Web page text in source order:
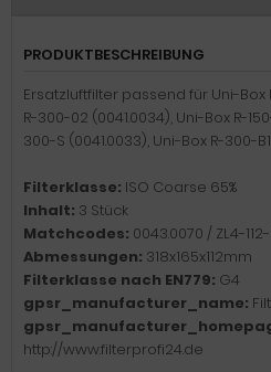
PRODUKTBESCHREIBUNG
Ersatzluftfilter passend für Uni-Box
R-300-02 (0041.0034), Uni-Box R-
300-S (0041.0033), Uni-Box R-300-
Filterklasse: ISO Coarse 65%
Inhalt: 3 Stück
Matchcodes: 0043.0070 / ZL4-
Abmessungen: 318x165x112mm
Filterklasse nach EN779: G4
gpsr_manufacturer_name:
http://www.filterprofi24.de